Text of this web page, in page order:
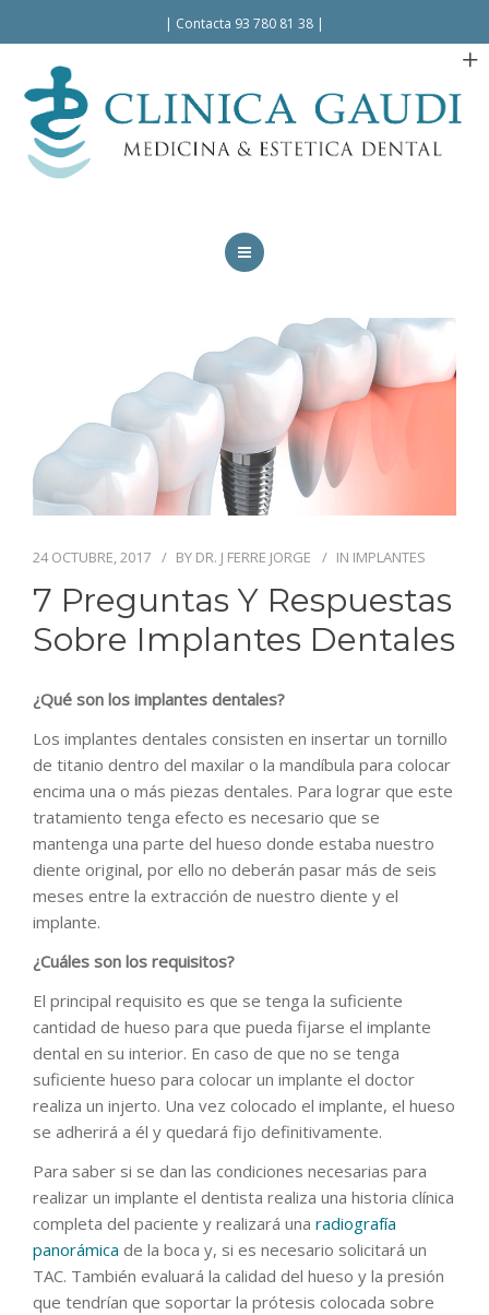
| Contacta 93 780 81 38 |
TRATAMIENTOS
FACILIDADES
24 OCTUBRE, 2017 BY DR. J FERRE JORGE IN IMPLANTES
7 Preguntas Y Respuestas
Sobre Implantes Dentales
¿Qué son los implantes dentales?
Los implantes dentales consisten en insertar un tornillo
de titanio dentro del maxilar o la mandíbula para colocar
encima una o más piezas dentales. Para lograr que este
tratamiento tenga efecto es necesario que se
mantenga una parte del hueso donde estaba nuestro
diente original, por ello no deberán pasar más de seis
meses entre la extracción de nuestro diente y el
implante.
¿Cuáles son los requisitos?
El principal requisito es que se tenga la suficiente
cantidad de hueso para que pueda fijarse el implante
dental en su interior. En caso de que no se tenga
suficiente hueso para colocar un implante el doctor
realiza un injerto. Una vez colocado el implante, el hueso
se adherirá a él y quedará fijo definitivamente.
Para saber si se dan las condiciones necesarias para
realizar un implante el dentista realiza una historia clínica
completa del paciente y realizará una radiografía
panorámica de la boca y, si es necesario solicitará un
TAC. También evaluará la calidad del hueso y la presión
que tendrían que soportar la prótesis colocada sobre